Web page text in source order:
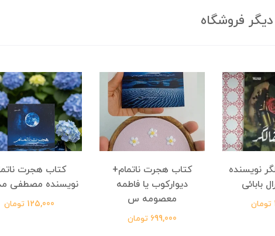
فروشگاه
نویسنده
بابائی
کتاب هجرت ناتمام+
دیوارکوب یا فاطمه
معصومه س
699,000 تومان
کتاب هجرت
نویسنده مصطفی
125,000 تومان